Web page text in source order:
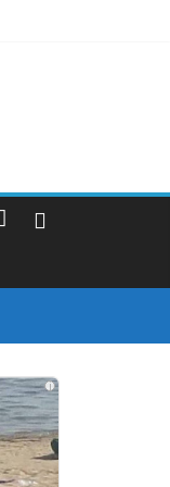
i